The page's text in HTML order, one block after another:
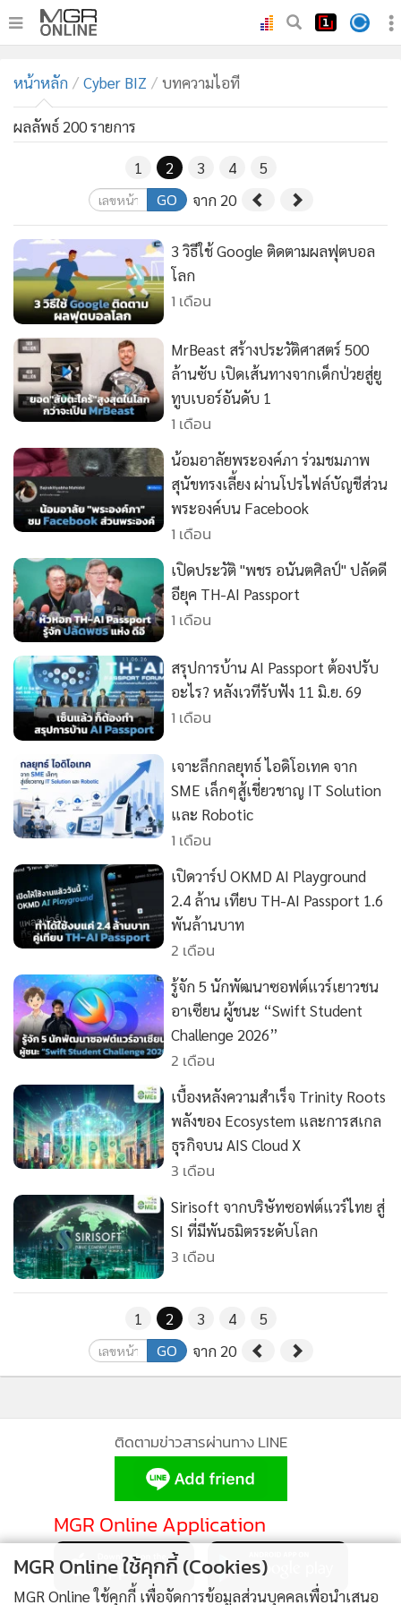
ทันเหตุการณ์
• ภาคใต้
ผู้จัดการรายวัน
• คอลัมนิสต์
• ละคร
• CbizReview
• Cyber BIZ
• ผู้จัดกวน
• Good health & Well-being
• Management & HR
• MGR Live
• Infographic
•
ท่องเที่ยว
•
กีฬา
• ต่างประเทศ
Special Scoop
• เศรษฐกิจ-ธุรกิจ
• จีน
•
ชุมชน-คุณภาพชีวิต
อาชญากรรม
Motoring
• เกม
• SMEs
• หุ้น
อินโดจีน
• Celeb Online
• Factcheck
• ญี่ปุ่น
•
Gotomanager
หน้าหลัก Cyber BIZ บทความไอที
ผลลัพธ์ 200 รายการ
1 2 3 4 5
GO จาก 20
3 วิธีใช้ Google ติดตามผลฟุตบอล
โลก
1 เดือน
MrBeast สร้างประวัติศาสตร์ 500
ล้านซับ เปิดเส้นทางจากเด็กป่วยสู่ยู
ทูบเบอร์อันดับ 1
1 เดือน
น้อมอาลัยพระองค์ภา ร่วมชมภาพ
สุนัขทรงเลี้ยง ผ่านโปรไฟล์บัญชีส่วน
พระองค์บน Facebook
1 เดือน
เปิดประวัติ "พชร อนันตศิลป์" ปลัดดี
อียุค TH-AI Passport
1 เดือน
สรุปการบ้าน AI Passport ต้องปรับ
อะไร? หลังเวทีรับฟัง 11 มิ.ย. 69
1 เดือน
เจาะลึกกลยุทธ์ ไอดิโอเทค จาก
SME เล็กๆสู้เชี่ยวชาญ IT Solution
และ Robotic
1 เดือน
เปิดวาร์ป OKMD AI Playground
2.4 ล้าน เทียบ TH-AI Passport 1.6
พันล้านบาท
2 เดือน
รู้จัก 5 นักพัฒนาซอฟต์แวร์เยาวชน
อาเซียน ผู้ชนะ “Swift Student
Challenge 2026”
2 เดือน
เบื้องหลังความสำเร็จ Trinity Roots
พลังของ Ecosystem และการสเกล
ธุรกิจบน AIS Cloud X
3 เดือน
Sirisoft จากบริษัทซอฟต์แวร์ไทย สู่
SI ที่มีพันธมิตรระดับโลก
3 เดือน
1 2 3 4 5
GO จาก 20
ติดตามข่าวสารผ่านทาง LINE
MGR Online Application
MGR Online ใช้คุกกี้ (Cookies)
MGR Online ใช้คุกกี้ เพื่อจัดการข้อมูลส่วนบุคคลเพื่อนำเสนอ